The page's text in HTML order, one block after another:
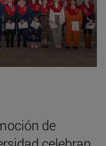
de